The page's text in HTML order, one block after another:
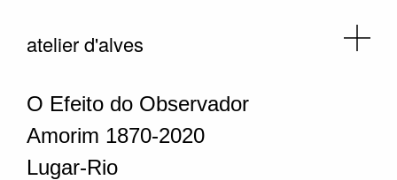
atelier d'alves
O Efeito do Observador
Amorim 1870-2020
Lugar-Rio